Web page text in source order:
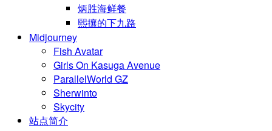
炳胜海鲜餐
熙攘的下九路
Midjourney
Fish Avatar
Girls On Kasuga Avenue
ParallelWorld GZ
Sherwinto
Skycity
站点简介